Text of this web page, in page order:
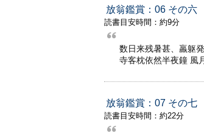
放翁鑑賞：06 その
読書目安時間：約9分
数日来残暑甚、羸躯
寺客枕依然半夜鐘 風
放翁鑑賞：07 その
読書目安時間：約22分